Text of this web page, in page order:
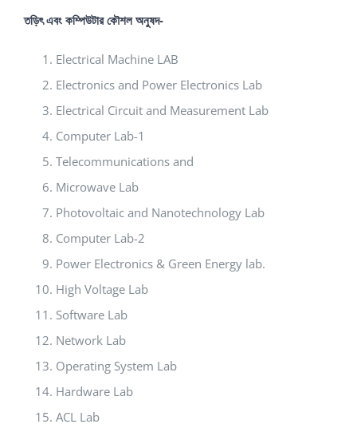
তড়িৎ এবং কম্পিউটার কৌশল অনুষদ-
Electrical Machine LAB
Electronics and Power Electronics Lab
Electrical Circuit and Measurement Lab
Computer Lab-1
Telecommunications and
Microwave Lab
Photovoltaic and Nanotechnology Lab
Computer Lab-2
Power Electronics & Green Energy lab.
High Voltage Lab
Software Lab
Network Lab
Operating System Lab
Hardware Lab
ACL Lab